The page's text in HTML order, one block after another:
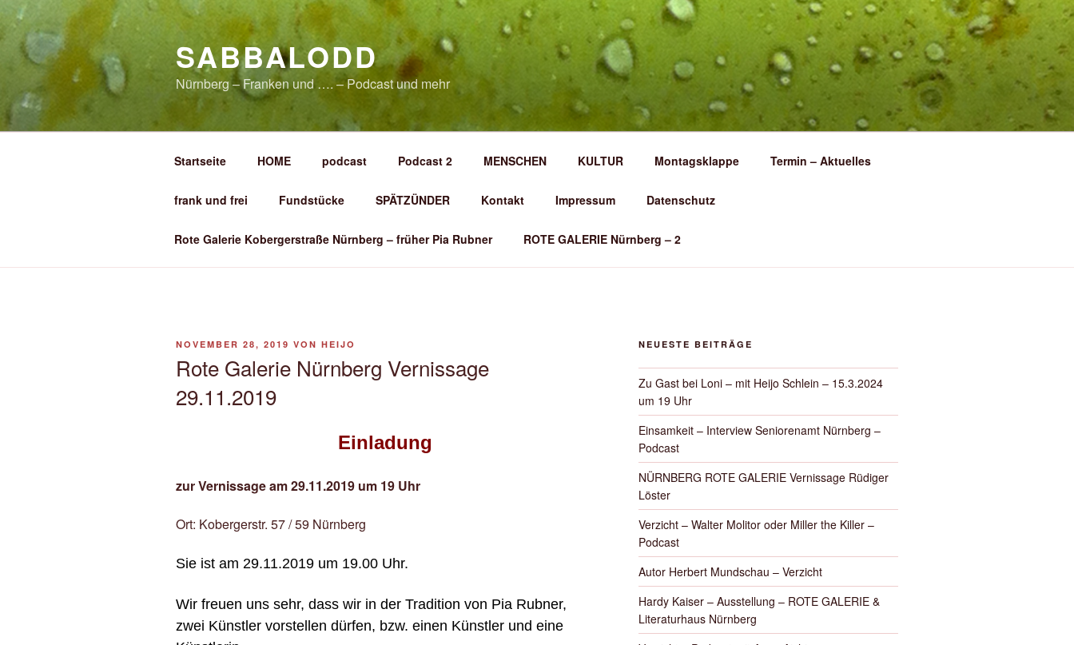
Zum
Inhalt
springen
SABBALODD
Nürnberg – Franken und …. – Podcast und mehr
Startseite HOME podcast Podcast 2 MENSCHEN KULTUR Montagsklappe Termin – Aktuelles
frank und frei Fundstücke SPÄTZÜNDER Kontakt Impressum Datenschutz
Rote Galerie Kobergerstraße Nürnberg – früher Pia Rubner ROTE GALERIE Nürnberg – 2
VERÖFFENTLICHT
NOVEMBER 28, 2019 VON HEIJO
Rote Galerie Nürnberg Vernissage
29.11.2019
Einladung
zur Vernissage am 29.11.2019 um 19 Uhr
Ort: Kobergerstr. 57 / 59 Nürnberg
Sie ist am 29.11.2019 um 19.00 Uhr.
Wir freuen uns sehr, dass wir in der Tradition von Pia Rubner,
zwei Künstler vorstellen dürfen, bzw. einen Künstler und eine
NEUESTE BEITRÄGE
Zu Gast bei Loni – mit Heijo Schlein – 15.3.2024
um 19 Uhr
Einsamkeit – Interview Seniorenamt Nürnberg –
Podcast
NÜRNBERG ROTE GALERIE Vernissage Rüdiger
Löster
Verzicht – Walter Molitor oder Miller the Killer –
Podcast
Autor Herbert Mundschau – Verzicht
Hardy Kaiser – Ausstellung – ROTE GALERIE &
Literaturhaus Nürnberg